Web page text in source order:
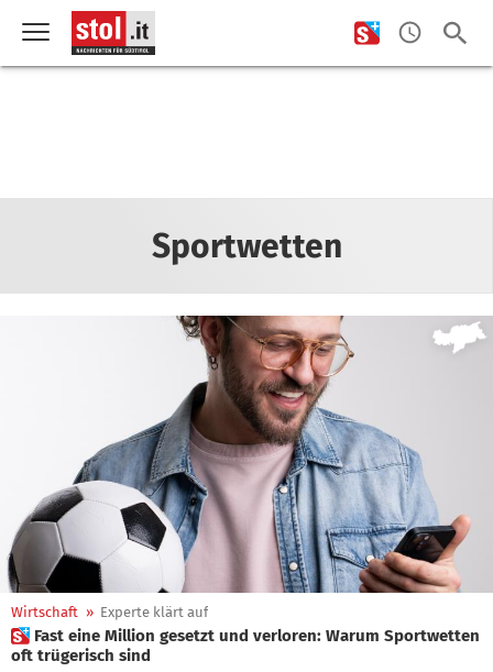
Sportwetten
Wirtschaft » Experte klärt auf
 Fast eine Million gesetzt und verloren: Warum Sportwetten
oft trügerisch sind